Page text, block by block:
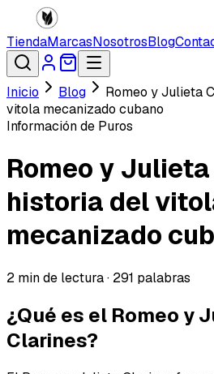
TiendaMarcasNosotrosBlog
Inicio Blog
Romeo y Julieta
vitola mecanizado cubano
Información de Puros
Romeo y
historia del
mecanizado
2 min de lectura · 291 palabras
¿Qué es el Romeo y
Clarines?